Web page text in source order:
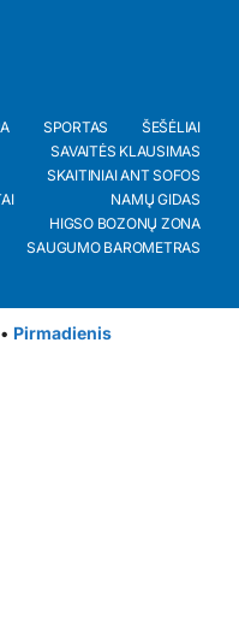
SPORTAS
ŠEŠĖLIAI
SAVAITĖS KLAUSIMAS
SKAITINIAI ANT SOFOS
NAMŲ GIDAS
HIGSO BOZONŲ ZONA
SAUGUMO BAROMETRAS
Pirmadienis